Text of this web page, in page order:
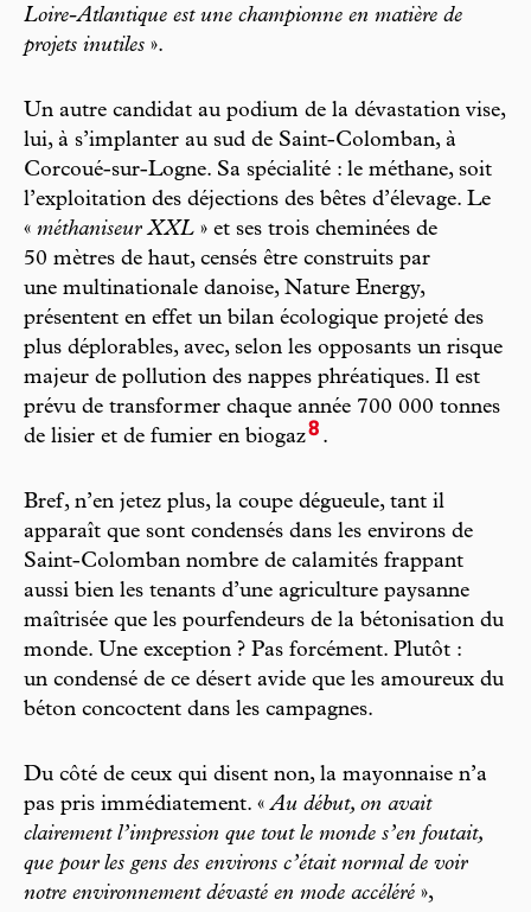
Loire-Atlantique est une championne en matière de
projets inutiles ».
Un autre candidat au podium de la dévastation vise,
lui, à s’implanter au sud de Saint-Colomban, à
Corcoué-sur-Logne. Sa spécialité : le méthane, soit
l’exploitation des déjections des bêtes d’élevage. Le
« méthaniseur XXL » et ses trois cheminées de
50 mètres de haut, censés être construits par
une multinationale danoise, Nature Energy,
présentent en effet un bilan écologique projeté des
plus déplorables, avec, selon les opposants un risque
majeur de pollution des nappes phréatiques. Il est
prévu de transformer chaque année 700 000 tonnes
de lisier et de fumier en biogaz8 .
Bref, n’en jetez plus, la coupe dégueule, tant il
apparaît que sont condensés dans les environs de
Saint-Colomban nombre de calamités frappant
aussi bien les tenants d’une agriculture paysanne
maîtrisée que les pourfendeurs de la bétonisation du
monde. Une exception ? Pas forcément. Plutôt :
un condensé de ce désert avide que les amoureux du
béton concoctent dans les campagnes.
Du côté de ceux qui disent non, la mayonnaise n’a
pas pris immédiatement. «Au début, on avait
clairement l’impression que tout le monde s’en foutait,
que pour les gens des environs c’était normal de voir
notre environnement dévasté en mode accéléré »,